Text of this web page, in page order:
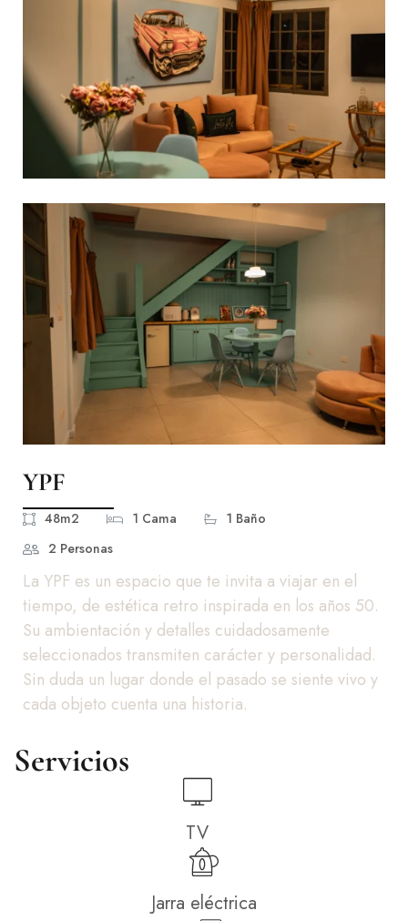
YPF
48m2 1 Cama
1 Baño
2 Personas
La YPF es un espacio que te invita a viajar en el
tiempo, de estética retro inspirada en los años 50.
Su ambientación y detalles cuidadosamente
seleccionados transmiten carácter y personalidad.
Sin duda un lugar donde el pasado se siente vivo y
cada objeto cuenta una historia.
Servicios
TV
Jarra eléctrica